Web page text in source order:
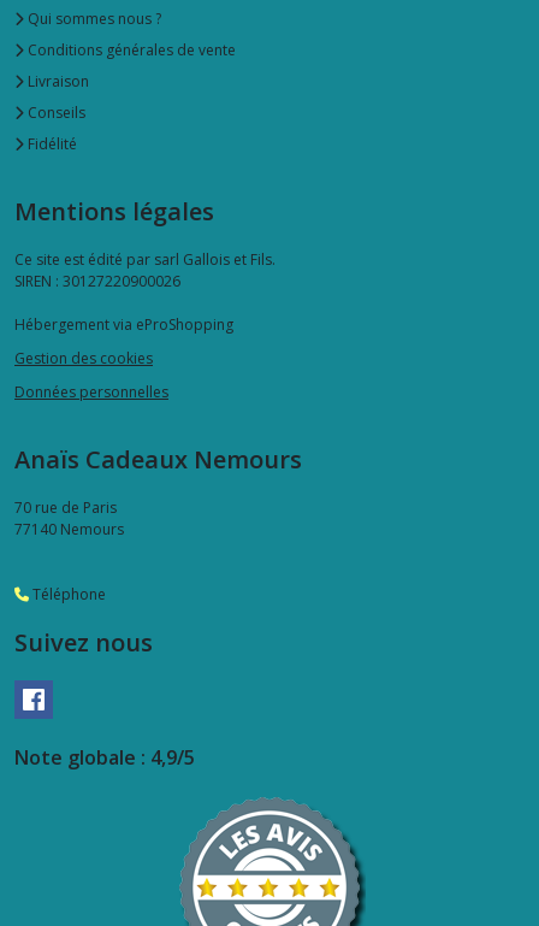
Qui sommes nous ?
Conditions générales de vente
Livraison
Conseils
Fidélité
Mentions légales
Ce site est édité par sarl Gallois et Fils.
SIREN : 30127220900026
Hébergement via eProShopping
Gestion des cookies
Données personnelles
Anaïs Cadeaux Nemours
70 rue de Paris
77140 Nemours
Téléphone
Suivez nous
Note globale : 4,9/5